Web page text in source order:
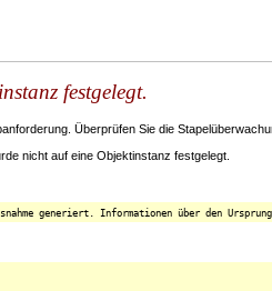
festgelegt.
Überprüfen Sie die
nicht auf eine Objektinstanz festgelegt.
generiert. Informationen über den